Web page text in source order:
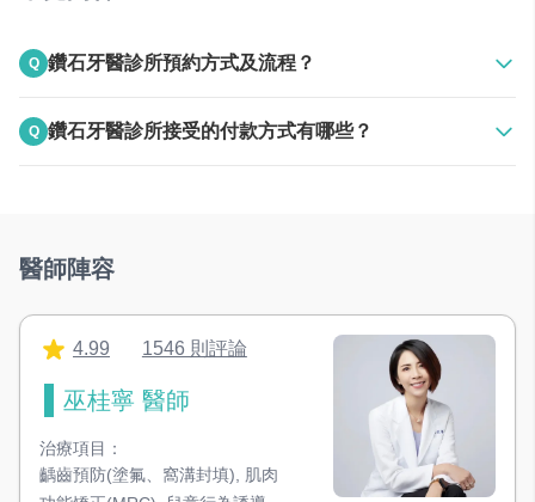
Q 鑽石牙醫診所預約方式及流程？
24HR線上預約
Q 鑽石牙醫診所接受的付款方式有哪些？
醫師陣容
4.99 1546 則評論
巫桂寧 醫師
治療項目：
齲齒預防(塗氟、窩溝封填)
肌肉